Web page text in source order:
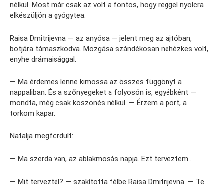
nélkül. Most már csak az volt a fontos, hogy reggel nyolcra
elkészüljön a gyógytea.
Raisa Dmitrijevna — az anyósa — jelent meg az ajtóban,
botjára támaszkodva. Mozgása szándékosan nehézkes volt,
enyhe drámaisággal.
— Ma érdemes lenne kimossa az összes függönyt a
nappaliban. És a szőnyegeket a folyosón is, egyébként —
mondta, még csak köszönés nélkül. — Érzem a port, a
torkom kapar.
Natalja megfordult:
— Ma szerda van, az ablakmosás napja. Ezt terveztem…
— Mit terveztél? — szakította félbe Raisa Dmitrijevna. — Te